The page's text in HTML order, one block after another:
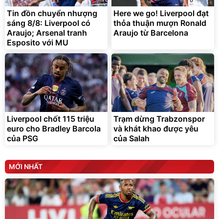
392.000đ
325.000đ
Đã bán nhiều
9.900.000đ
7.092.000đ
Đang xem nhiều
G-FORCE VIETNA
Tin đồn chuyển nhượng
sáng 8/8: Liverpool có
Araujo; Arsenal tranh
Esposito với MU
Here we go! Liverpool đạt
thỏa thuận mượn Ronald
Araujo từ Barcelona
Liverpool chốt 115 triệu
euro cho Bradley Barcola
của PSG
Trạm dừng Trabzonspor
và khát khao được yêu
của Salah
MỚI NHẤT